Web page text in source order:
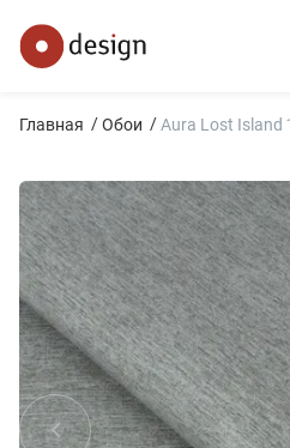
Главная Обои Aura Lost Island